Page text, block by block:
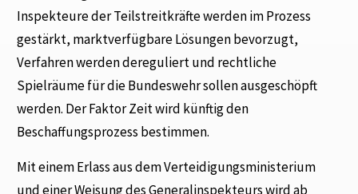
Inspekteure der Teilstreitkräfte werden im Prozess
gestärkt, marktverfügbare Lösungen bevorzugt,
Verfahren werden dereguliert und rechtliche
Spielräume für die Bundeswehr sollen ausgeschöpft
werden. Der Faktor Zeit wird künftig den
Beschaffungsprozess bestimmen.
Mit einem Erlass aus dem Verteidigungsministerium
und einer Weisung des Generalinspekteurs wird ab